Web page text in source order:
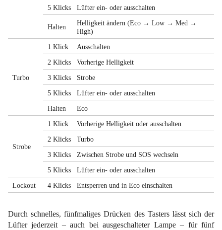
5 Klicks
Lüfter ein- oder ausschalten
Halten
Helligkeit ändern (Eco → Low → Med →
High)
Turbo
1 Klick
Ausschalten
2 Klicks
Vorherige Helligkeit
3 Klicks
Strobe
5 Klicks
Lüfter ein- oder ausschalten
Halten
Eco
Strobe
1 Klick
Vorherige Helligkeit oder ausschalten
2 Klicks
Turbo
3 Klicks
Zwischen Strobe und SOS wechseln
5 Klicks
Lüfter ein- oder ausschalten
Lockout
4 Klicks Entsperren und in Eco einschalten
Durch schnelles, fünfmaliges Drücken des Tasters lässt sich der
Lüfter jederzeit – auch bei ausgeschalteter Lampe – für fünf